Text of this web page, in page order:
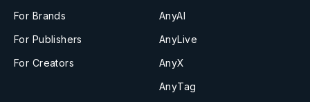
For Brands
For Publishers
For Creators
AnyAI
AnyLive
AnyX
AnyTag